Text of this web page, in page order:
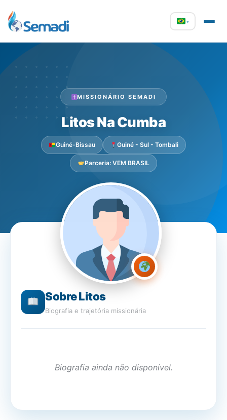
▾
MISSIONÁRIO SEMADI
Litos Na Cumba
Guiné-Bissau Guiné - Sul - Tombali
Parceria: VEM BRASIL
Sobre Litos
Biografia e trajetória missionária
Biografia ainda não disponível.